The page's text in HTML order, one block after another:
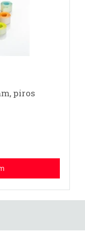
piros